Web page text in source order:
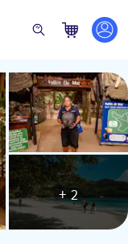
+ 2